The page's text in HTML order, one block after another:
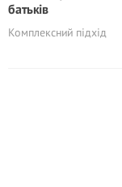
батьків
Комплексний підхід